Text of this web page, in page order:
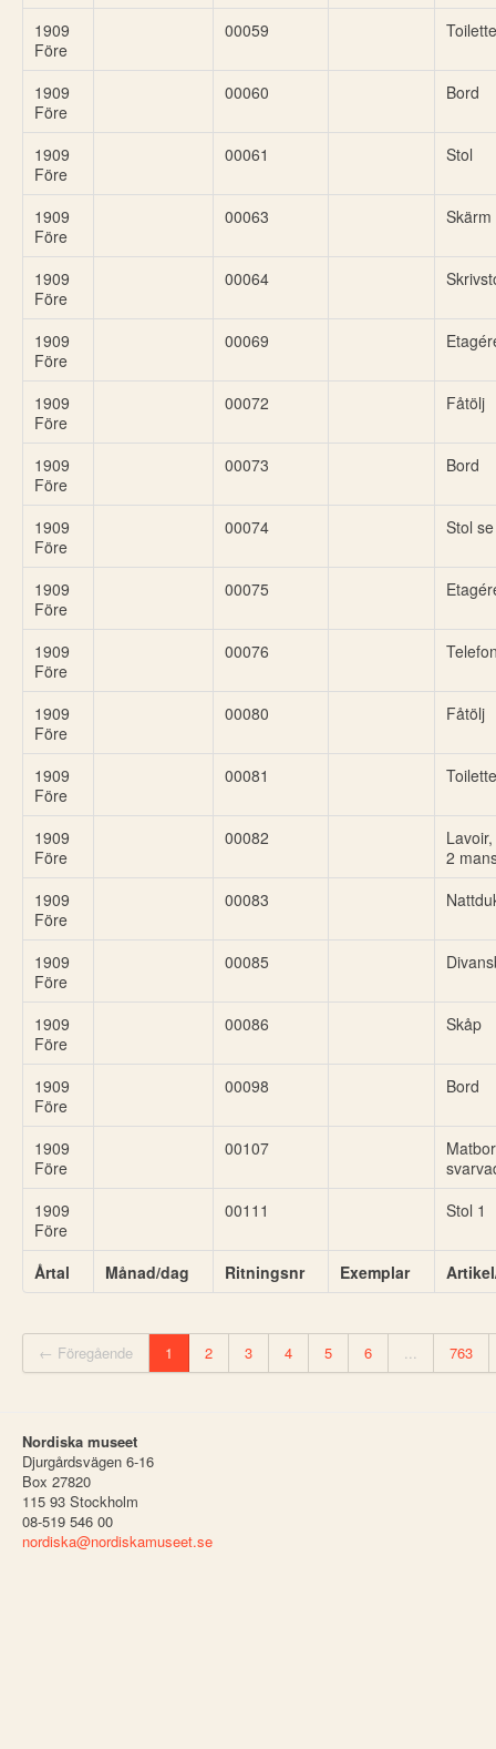
1909
Före
00059
1909
Före
00060 Bord
1909
Före
00061 Stol
1909
Före
00063 Skärm
1909
Före
00064
1909
Före
00069
1909
Före
00072 Fåtölj
1909
Före
00073 Bord
1909
Före
00074 Stol
1909
Före
00075
1909
Före
00076
1909
Före
00080 Fåtölj
1909
Före
00081
1909
Före
00082
2
1909
Före
00083
1909
Före
00085
1909
Före
00086 Skåp
1909
Före
00098 Bord
1909
Före
00107
1909
Före
00111 Stol 1
Årtal Månad/dag Ritningsnr Exemplar
← Föregående 1 2 3 4 5 6 ... 763
Nordiska museet
Djurgårdsvägen 6-16
Box 27820
115 93 Stockholm
08-519 546 00
nordiska@nordiskamuseet.se